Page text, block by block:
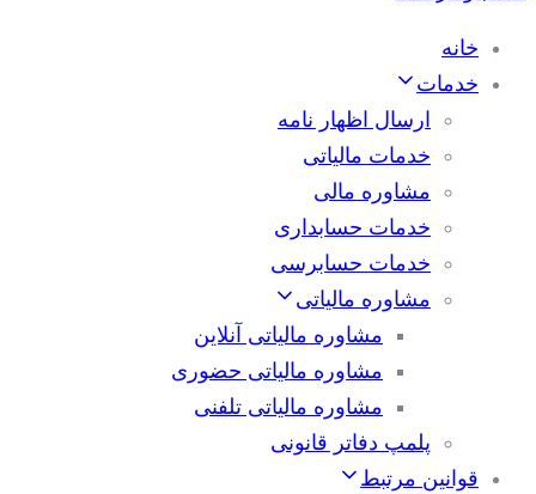
خانه
خدمات
ارسال اظهار نامه
خدمات مالیاتی
مشاوره مالی
خدمات حسابداری
خدمات حسابرسی
مشاوره مالیاتی
مشاوره مالیاتی آنلاین
مشاوره مالیاتی حضوری
مشاوره مالیاتی تلفنی
پلمپ دفاتر قانونی
قوانین مرتبط